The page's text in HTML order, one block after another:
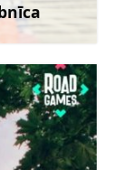
Uzzināt vairāk